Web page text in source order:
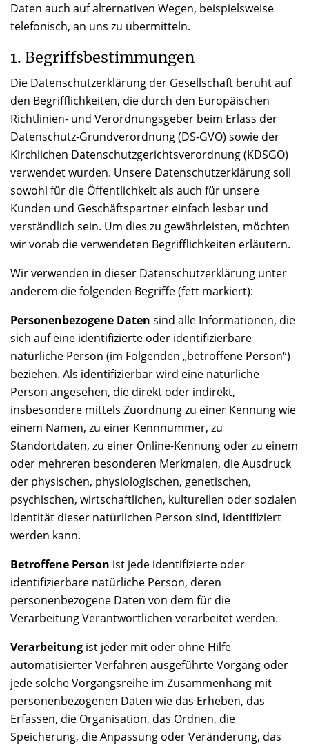
Daten auch auf alternativen Wegen, beispielsweise
telefonisch, an uns zu übermitteln.
1. Begriffsbestimmungen
Die Datenschutzerklärung der Gesellschaft beruht auf
den Begrifflichkeiten, die durch den Europäischen
Richtlinien- und Verordnungsgeber beim Erlass der
Datenschutz-Grundverordnung (DS-GVO) sowie der
Kirchlichen Datenschutzgerichtsverordnung (KDSGO)
verwendet wurden. Unsere Datenschutzerklärung soll
sowohl für die Öffentlichkeit als auch für unsere
Kunden und Geschäftspartner einfach lesbar und
verständlich sein. Um dies zu gewährleisten, möchten
wir vorab die verwendeten Begrifflichkeiten erläutern.
Wir verwenden in dieser Datenschutzerklärung unter
anderem die folgenden Begriffe (fett markiert):
Personenbezogene Daten sind alle Informationen, die
sich auf eine identifizierte oder identifizierbare
natürliche Person (im Folgenden „betroffene Person“)
beziehen. Als identifizierbar wird eine natürliche
Person angesehen, die direkt oder indirekt,
insbesondere mittels Zuordnung zu einer Kennung wie
einem Namen, zu einer Kennnummer, zu
Standortdaten, zu einer Online-Kennung oder zu einem
oder mehreren besonderen Merkmalen, die Ausdruck
der physischen, physiologischen, genetischen,
psychischen, wirtschaftlichen, kulturellen oder sozialen
Identität dieser natürlichen Person sind, identifiziert
werden kann.
Betroffene Person ist jede identifizierte oder
identifizierbare natürliche Person, deren
personenbezogene Daten von dem für die
Verarbeitung Verantwortlichen verarbeitet werden.
Verarbeitung ist jeder mit oder ohne Hilfe
automatisierter Verfahren ausgeführte Vorgang oder
jede solche Vorgangsreihe im Zusammenhang mit
personenbezogenen Daten wie das Erheben, das
Erfassen, die Organisation, das Ordnen, die
Speicherung, die Anpassung oder Veränderung, das